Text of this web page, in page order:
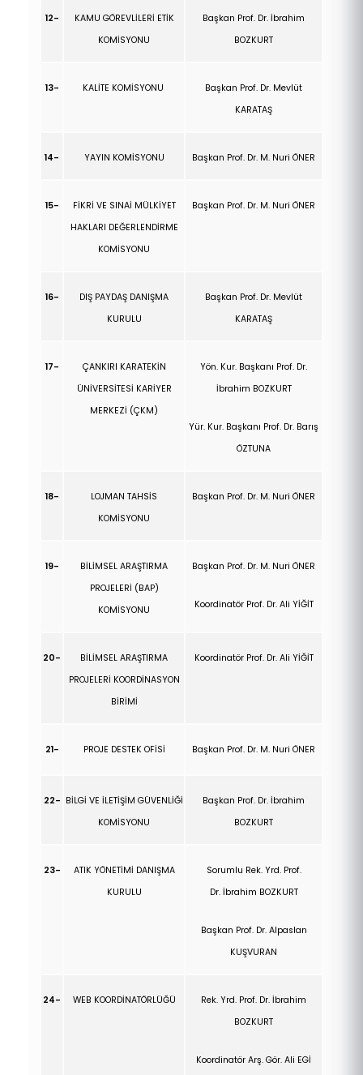
12-
KAMU GÖREVLİLERİ ETİK
KOMİSYONU
Başkan Prof. Dr. İbrahim
BOZKURT
13- KALİTE KOMİSYONU
Başkan Prof. Dr. Mevlüt
KARATAŞ
14- YAYIN KOMİSYONU Başkan Prof. Dr. M. Nuri ÖNER
15-
FİKRİ VE SINAİ MÜLKİYET
HAKLARI DEĞERLENDİRME
KOMİSYONU
Başkan Prof. Dr. M. Nuri ÖNER
16-
DIŞ PAYDAŞ DANIŞMA
KURULU
Başkan Prof. Dr. Mevlüt
KARATAŞ
17-
ÇANKIRI KARATEKİN
ÜNİVERSİTESİ KARİYER
MERKEZİ (ÇKM)
Yön. Kur. Başkanı Prof. Dr.
İbrahim BOZKURT
Yür. Kur. Başkanı Prof. Dr. Barış
ÖZTUNA
18-
LOJMAN TAHSİS
KOMİSYONU
Başkan Prof. Dr. M. Nuri ÖNER
19-
BİLİMSEL ARAŞTIRMA
PROJELERİ (BAP)
KOMİSYONU
Başkan Prof. Dr. M. Nuri ÖNER
Koordinatör Prof. Dr. Ali YİĞİT
20-
BİLİMSEL ARAŞTIRMA
PROJELERİ KOORDİNASYON
BİRİMİ
Koordinatör Prof. Dr. Ali YİĞİT
21- PROJE DESTEK OFİSİ Başkan Prof. Dr. M. Nuri ÖNER
22- BİLGİ VE İLETİŞİM GÜVENLİĞİ
KOMİSYONU
Başkan Prof. Dr. İbrahim
BOZKURT
23-
ATIK YÖNETİMİ DANIŞMA
KURULU
Sorumlu Rek. Yrd. Prof.
Dr. İbrahim BOZKURT
Başkan Prof. Dr. Alpaslan
KUŞVURAN
24- WEB KOORDİNATÖRLÜĞÜ Rek. Yrd. Prof. Dr. İbrahim
BOZKURT
Koordinatör Arş. Gör. Ali EGİ